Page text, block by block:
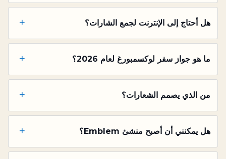
هل أحتاج إلى الإنترنت لجمع الشارات؟ +
ما هو جواز سفر لوكسمبورغ لعام 2026؟ +
من الذي يصمم الشعارات؟ +
هل يمكنني أن أصبح منشئ Emblem؟ +